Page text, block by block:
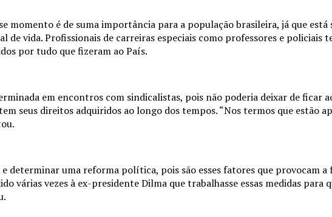
momento é de suma importância para a população brasileira, já que está
de vida. Profissionais de carreiras especiais como professores e policiais
por tudo que fizeram ao País.
em encontros com sindicalistas, pois não poderia deixar de ficar
seus direitos adquiridos ao longo dos tempos. “Nos termos que estão
determinar uma reforma política, pois são esses fatores que provocam a
várias vezes à ex-presidente Dilma que trabalhasse essas medidas para